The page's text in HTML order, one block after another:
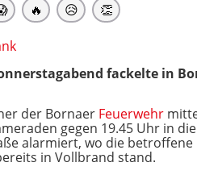
🔥 😥 👏
fackelte in
der Bornaer Feuerwehr
gegen 19.45 Uhr in die
alarmiert, wo die betroffene
in Vollbrand stand.